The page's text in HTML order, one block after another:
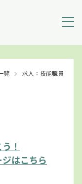
覧 求人：技能職員
！
ジはこちら